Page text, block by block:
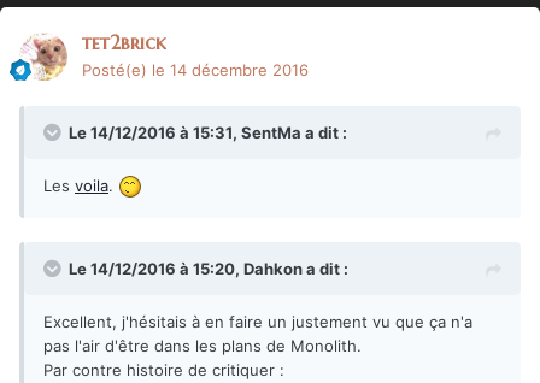
tet2brick
Posté(e) le 14 décembre 2016
Le 14/12/2016 à 15:31, SentMa a dit :
Les voila.
Le 14/12/2016 à 15:20, Dahkona dit :
Excellent, j'hésitais à en faire un justement vu que ça n'a
pas l'air d'être dans les plans de Monolith.
Par contre histoire de critiquer :